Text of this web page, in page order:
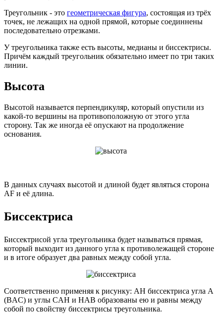
Треугольник - это геометрическая фигура, состоящая из трёх
точек, не лежащих на одной прямой, которые соединнены
последовательно отрезками.
У треугольника также есть высоты, медианы и биссектрисы.
Причём каждый треугольник обязательно имеет по три таких
линии.
Высота
Высотой называется перпендикуляр, который опустили из
какой-то вершины на противоположную от этого угла
сторону. Так же иногда её опускают на продолжение
основания.
В данных случаях высотой и длиной будет являться сторона
AF и её длина.
Биссектриса
Биссектрисой угла треугольника будет называться прямая,
который выходит из данного угла к противолежащей стороне
и в итоге образует два равных между собой угла.
Соответственно применяя к рисунку: AH биссектриса угла A
(BAC) и углы CAH и HAB образованы ею и равны между
собой по свойству биссектрисы треугольника.